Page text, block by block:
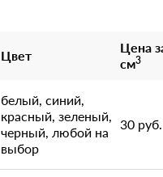
Цвет
Цена
см3
белый, синий,
красный, зеленый,
черный, любой на
выбор
30 руб.